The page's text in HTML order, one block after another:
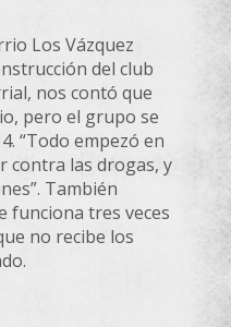
Los Vázquez
del club
nos contó que
pero el grupo se
“Todo empezó en
contra las drogas, y
También
funciona tres veces
no recibe los